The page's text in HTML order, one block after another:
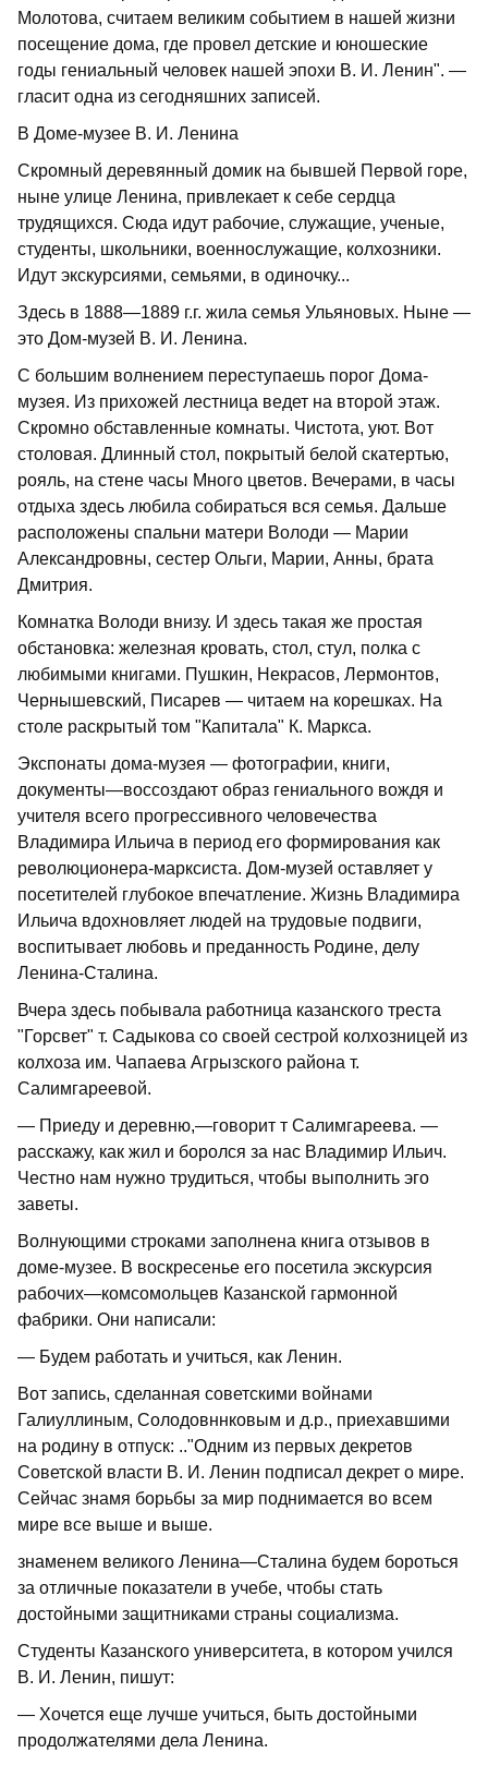
Молотова, считаем великим событием в нашей жизни
посещение дома, где провел детские и юношеские
годы гениальный человек нашей эпохи В. И. Ленин". —
гласит одна из сегодняшних записей.
В Доме-музее В. И. Ленина
Скромный деревянный домик на бывшей Первой горе,
ныне улице Ленина, привлекает к себе сердца
трудящихся. Сюда идут рабочие, служащие, ученые,
студенты, школьники, военнослужащие, колхозники.
Идут экскурсиями, семьями, в одиночку...
Здесь в 1888—1889 г.г. жила семья Ульяновых. Ныне —
это Дом-музей В. И. Ленина.
С большим волнением переступаешь порог Дома-
музея. Из прихожей лестница ведет на второй этаж.
Скромно обставленные комнаты. Чистота, уют. Вот
столовая. Длинный стол, покрытый белой скатертью,
рояль, на стене часы Много цветов. Вечерами, в часы
отдыха здесь любила собираться вся семья. Дальше
расположены спальни матери Володи — Марии
Александровны, сестер Ольги, Марии, Анны, брата
Дмитрия.
Комнатка Володи внизу. И здесь такая же простая
обстановка: железная кровать, стол, стул, полка с
любимыми книгами. Пушкин, Некрасов, Лермонтов,
Чернышевский, Писарев — читаем на корешках. На
столе раскрытый том "Капитала" К. Маркса.
Экспонаты дома-музея — фотографии, книги,
документы—воссоздают образ гениального вождя и
учителя всего прогрессивного человечества
Владимира Ильича в период его формирования как
революционера-марксиста. Дом-музей оставляет у
посетителей глубокое впечатление. Жизнь Владимира
Ильича вдохновляет людей на трудовые подвиги,
воспитывает любовь и преданность Родине, делу
Ленина-Сталина.
Вчера здесь побывала работница казанского треста
"Горсвет" т. Садыкова со своей сестрой колхозницей из
колхоза им. Чапаева Агрызского района т.
Салимгареевой.
— Приеду и деревню,—говорит т Салимгареева. —
расскажу, как жил и боролся за нас Владимир Ильич.
Честно нам нужно трудиться, чтобы выполнить эго
заветы.
Волнующими строками заполнена книга отзывов в
доме-музее. В воскресенье его посетила экскурсия
рабочих—комсомольцев Казанской гармонной
фабрики. Они написали:
— Будем работать и учиться, как Ленин.
Вот запись, сделанная советскими войнами
Галиуллиным, Солодовннковым и д.р., приехавшими
на родину в отпуск: .."Одним из первых декретов
Советской власти В. И. Ленин подписал декрет о мире.
Сейчас знамя борьбы за мир поднимается во всем
мире все выше и выше.
знаменем великого Ленина—Сталина будем бороться
за отличные показатели в учебе, чтобы стать
достойными защитниками страны социализма.
Студенты Казанского университета, в котором учился
В. И. Ленин, пишут:
— Хочется еще лучше учиться, быть достойными
продолжателями дела Ленина.